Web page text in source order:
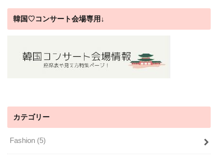
韓国♡コンサート会場専用↓
カテゴリー
Fashion (5)